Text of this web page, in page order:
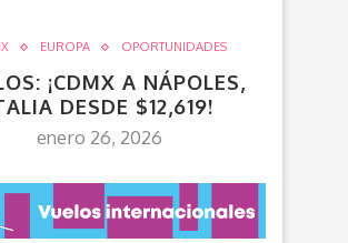
EUROPA OPORTUNIDADES
¡CDMX A NÁPOLES,
DESDE $12,619!
enero 26, 2026